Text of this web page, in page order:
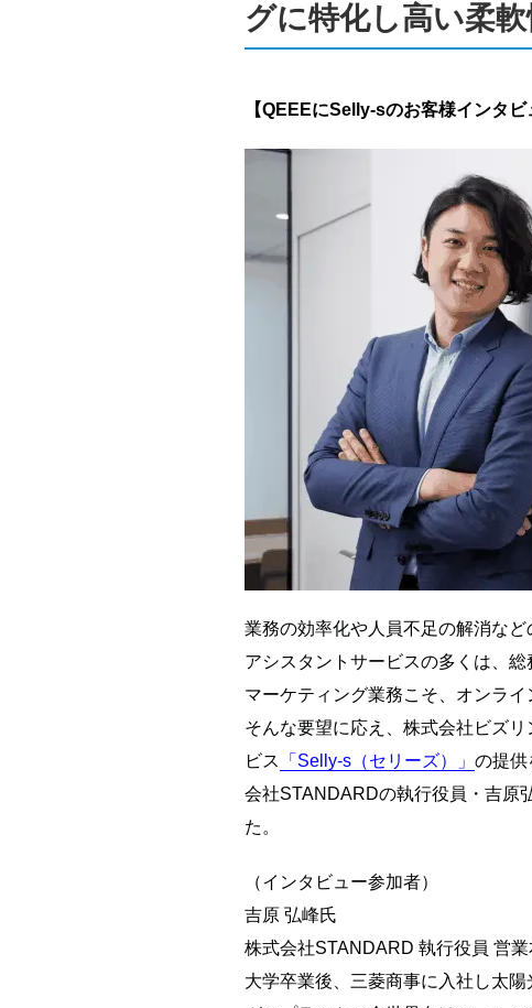
グに特化し高い柔
【QEEEにSelly-sのお客様インタ
業務の効率化や人員不足の解消な
アシスタントサービスの多くは、
マーケティング業務こそ、オンラ
そんな要望に応え、株式会社ビズ
ビス
「Selly-s（セリーズ）」 の提供
会社STANDARDの執行役員・吉原
た。
（インタビュー参加者）
吉原 弘峰氏
株式会社STANDARD 執行役員 営
大学卒業後、三菱商事に入社し太